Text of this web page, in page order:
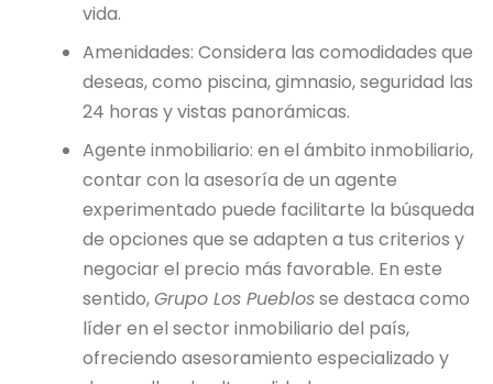
vida.
Amenidades: Considera las comodidades que
deseas, como piscina, gimnasio, seguridad las
24 horas y vistas panorámicas.
Agente inmobiliario: en el ámbito inmobiliario,
contar con la asesoría de un agente
experimentado puede facilitarte la búsqueda
de opciones que se adapten a tus criterios y
negociar el precio más favorable. En este
sentido,Grupo Los Pueblosse destaca como
líder en el sector inmobiliario del país,
ofreciendo asesoramiento especializado y